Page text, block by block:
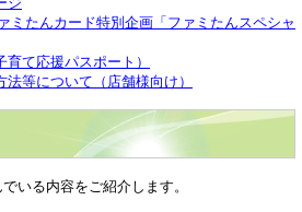
ミたんカード特別企画「ファミたんスペシャ
て応援パスポート）
等について（店舗様向け）
いる内容をご紹介します。